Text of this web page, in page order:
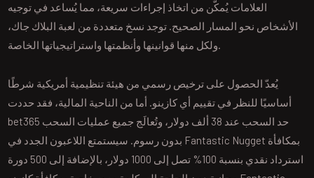
العلامات يُمكّن من اتخاذ إجراءات سريعة، مما يُساعد في توجيه
الأشخاص نحو المسار الصحيح. توجد نسخ متعددة من لعبة البلاك جاك،
ولكل منها قوانينها وأنظمتها واستراتيجياتها الخاصة.
يُعدّ الحصول على ترخيص رسمي من هيئة تنظيمية أمريكية شرطًا
أساسيًا للنظر في تقييم أي كازينو. أما من الناحية المالية، فقد حددت
bet365 حد السحب عند 38 ألف دولار، وتُعالَج جميع عمليات السحب
بدون رسوم. سيستمتع اللاعبون الجدد في Fantastic Nugget بمكافأة
استرداد نقدي بنسبة 100% تصل إلى 1000 دولار، بالإضافة إلى 500 دورة